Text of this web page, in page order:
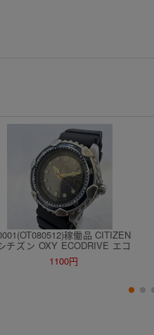
稼働品 CITIZEN
チズン OXY ECODRIVE エコ
ドライブ ダイバーズウォッチ 78
72-L15049 ベゼル固着
1100円